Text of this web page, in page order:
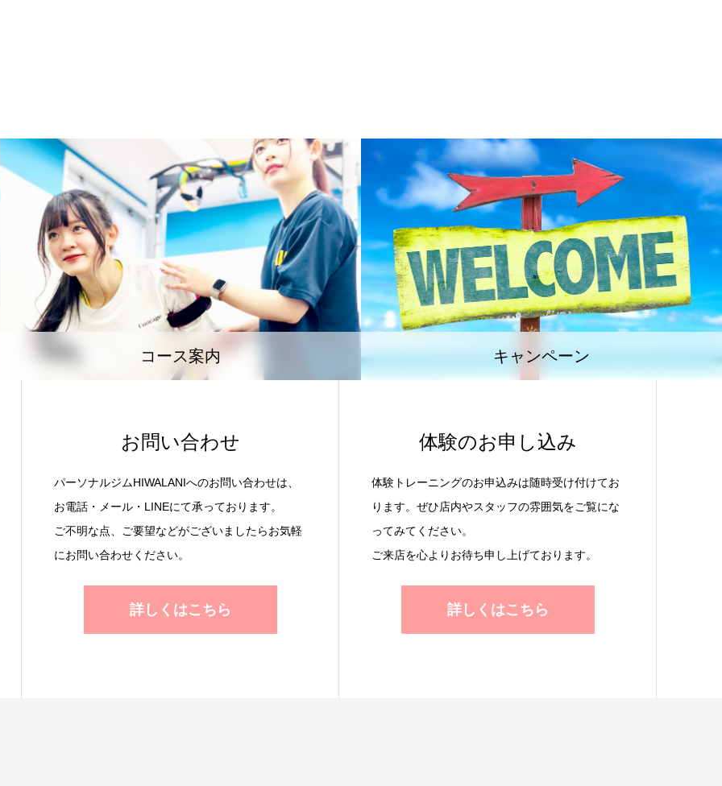
コース案内 キャンペーン
お問い合わせ
パーソナルジムHIWALANIへのお問い合わせは、
お電話・メール・LINEにて承っております。
ご不明な点、ご要望などがございましたらお気軽
にお問い合わせください。
詳しくはこちら
体験のお申し込み
体験トレーニングのお申込みは随時受け付けてお
ります。ぜひ店内やスタッフの雰囲気をご覧にな
ってみてください。
ご来店を心よりお待ち申し上げております。
詳しくはこちら